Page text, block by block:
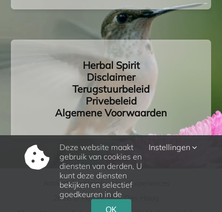
Herbal Spirit
Disclaimer
Terugstuurbeleid
Privebeleid
Algemene Voorwaarden
Ancient Traditions – New Experiences
2026 © Herbal Spirit Den Haag
Deze website maakt
gebruik van cookies en
diensten van derden, U
kunt deze diensten
bekijken en selectief
goedkeuren in de
Instellingen
OK